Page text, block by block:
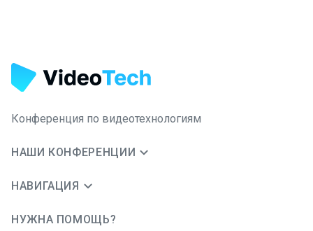
Конференция по видеотехнологиям
НАШИ КОНФЕРЕНЦИИ
НАВИГАЦИЯ
НУЖНА ПОМОЩЬ?